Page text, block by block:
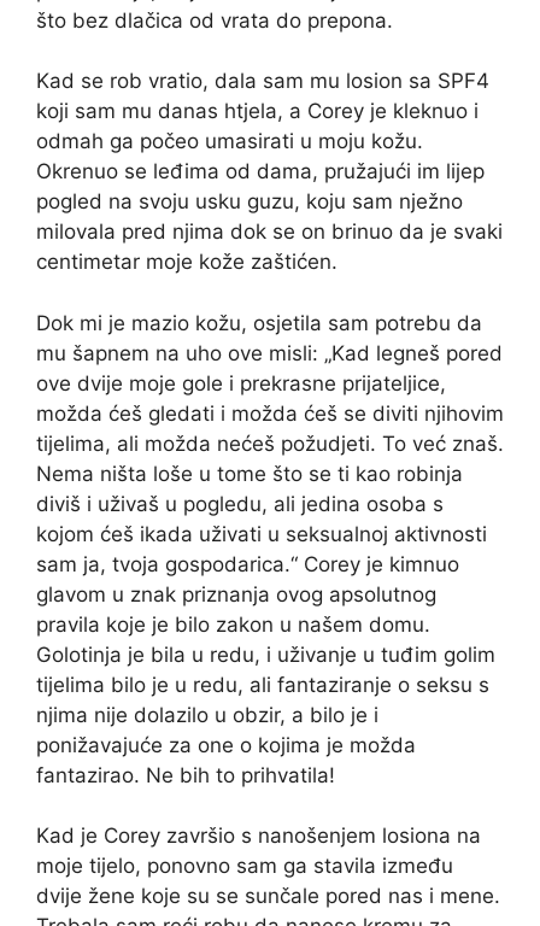
što bez dlačica od vrata do prepona.
Kad se rob vratio, dala sam mu losion sa SPF4
koji sam mu danas htjela, a Corey je kleknuo i
odmah ga počeo umasirati u moju kožu.
Okrenuo se leđima od dama, pružajući im lijep
pogled na svoju usku guzu, koju sam nježno
milovala pred njima dok se on brinuo da je svaki
centimetar moje kože zaštićen.
Dok mi je mazio kožu, osjetila sam potrebu da
mu šapnem na uho ove misli: „Kad legneš pored
ove dvije moje gole i prekrasne prijateljice,
možda ćeš gledati i možda ćeš se diviti njihovim
tijelima, ali možda nećeš požudjeti. To već znaš.
Nema ništa loše u tome što se ti kao robinja
diviš i uživaš u pogledu, ali jedina osoba s
kojom ćeš ikada uživati ​​u seksualnoj aktivnosti
sam ja, tvoja gospodarica.“ Corey je kimnuo
glavom u znak priznanja ovog apsolutnog
pravila koje je bilo zakon u našem domu.
Golotinja je bila u redu, i uživanje u tuđim golim
tijelima bilo je u redu, ali fantaziranje o seksu s
njima nije dolazilo u obzir, a bilo je i
ponižavajuće za one o kojima je možda
fantazirao. Ne bih to prihvatila!
Kad je Corey završio s nanošenjem losiona na
moje tijelo, ponovno sam ga stavila između
dvije žene koje su se sunčale pored nas i mene.